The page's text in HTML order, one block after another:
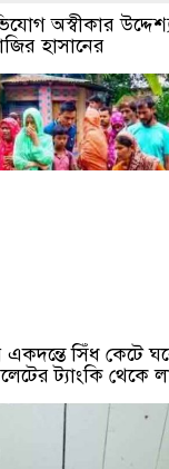
অস্বীকার
হাসানের
সিঁধ কেটে
ট্যাংকি থেকে